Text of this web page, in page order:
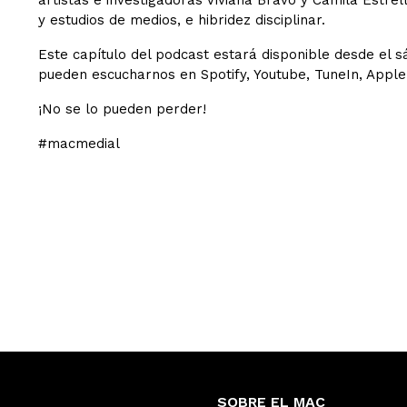
y estudios de medios, e hibridez disciplinar.
Este capítulo del podcast estará disponible desde el
pueden escucharnos en Spotify, Youtube, TuneIn,
¡No se lo pueden perder!
#macmedial
SOBRE EL MAC